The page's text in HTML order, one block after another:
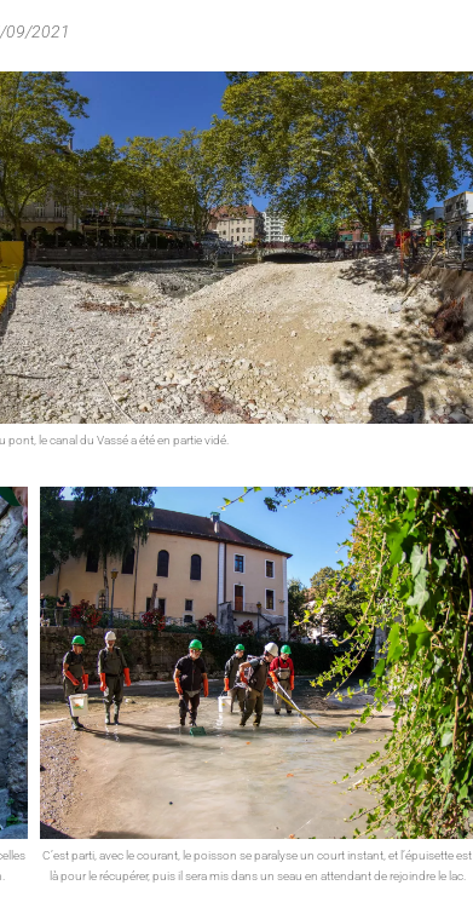
2021
le canal du Vassé a été en partie vidé.
C’est parti, avec le courant, le poisson se paralyse un court instant, et l’épuisette est
là pour le récupérer, puis il sera mis dans un seau en attendant de rejoindre le lac.